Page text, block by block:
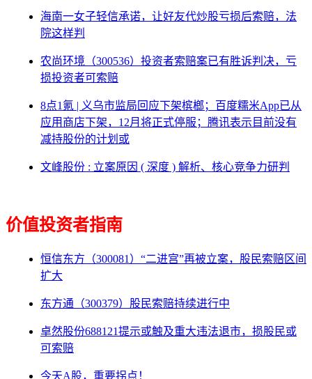
海南一女子轻信承诺，让好友代炒股亏损后索赔，法
院这样判
农尚环境（300536）投资者索赔案已有胜诉判决，亏
损投资者可索赔
8点1氪 | 义乌市监局回应下架槟榔；百度糯米App已从
应用商店下架，12月将正式停服；腾讯表示目前没有
减持股份的计划或
文峰股份 : 立案原因 ( 深度 ) 解析、核心竞争力研判
价值投资者指南
恒信东方（300081）“二进宫”再被立案，股民索赔区间
扩大
东方通（300379）股民索赔持续进行中
卓然股份688121提示或触及重大违法退市，损股民或
可索赔
今天A股，重要拐点！